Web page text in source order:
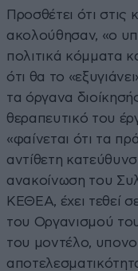
Προσθέτει ότι στις
ακολούθησαν, «ο
πολιτικά κόμματα
ότι θα το
τα όργανα
θεραπευτικό του
«φαίνεται ότι τα
αντίθετη
ανακοίνωση του
ΚΕΘΕΑ, έχει τεθεί
του Οργανισμού
του μοντέλο,